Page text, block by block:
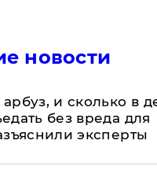
новости
и сколько в
без вреда для
эксперты